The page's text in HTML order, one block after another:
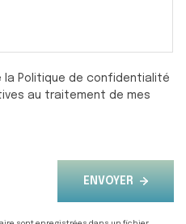
la Politique de confidentialité
au traitement de mes
ENVOYER